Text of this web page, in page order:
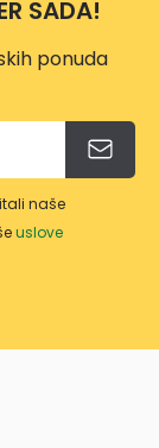
SADA!
ponuda
naše
uslove